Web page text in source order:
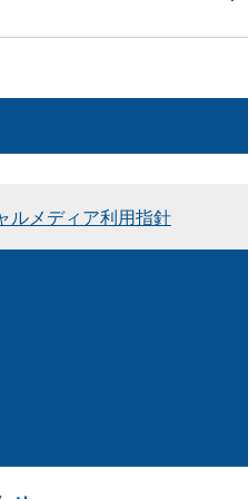
ルメディア利用指針